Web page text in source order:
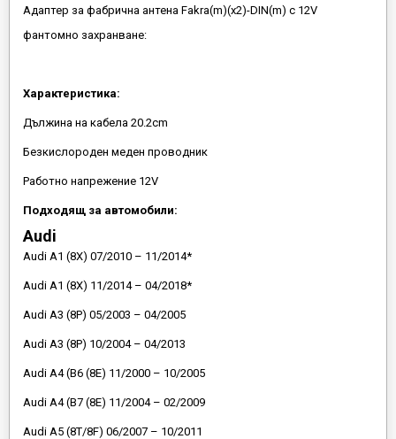
Адаптер за фабрична антена Fakra(m)(x2)-DIN(m) с 12V
фантомно захранване:
Характеристика:
Дължина на кабела 20.2cm
Безкислороден меден проводник
Работно напрежение 12V
Подходящ за автомобили:
Audi
Audi A1 (8X) 07/2010 – 11/2014*
Audi A1 (8X) 11/2014 – 04/2018*
Audi A3 (8P) 05/2003 – 04/2005
Audi A3 (8P) 10/2004 – 04/2013
Audi A4 (B6 (8E) 11/2000 – 10/2005
Audi A4 (B7 (8E) 11/2004 – 02/2009
Audi A5 (8T/8F) 06/2007 – 10/2011